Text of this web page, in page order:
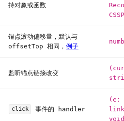
持对象或函数
锚点滚动偏移量，默认与
offsetTop 相同， 例子
监听锚点链接改变
click 事件的 handler
(e:
void